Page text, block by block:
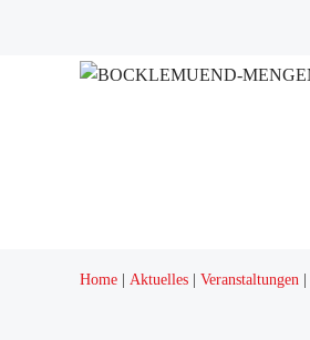
Home Aktuelles Veranstaltungen